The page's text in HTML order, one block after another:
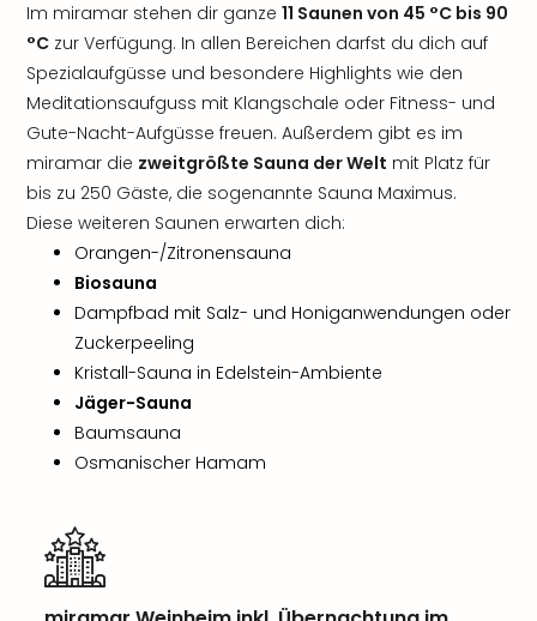
Im miramar stehen dir ganze 11 Saunen von 45 °C bis 90
°C zur Verfügung. In allen Bereichen darfst du dich auf
Spezialaufgüsse und besondere Highlights wie den
Meditationsaufguss mit Klangschale oder Fitness- und
Gute-Nacht-Aufgüsse freuen. Außerdem gibt es im
miramar die zweitgrößte Sauna der Welt mit Platz für
bis zu 250 Gäste, die sogenannte Sauna Maximus.
Diese weiteren Saunen erwarten dich:
Orangen-/Zitronensauna
Biosauna
Dampfbad mit Salz- und Honiganwendungen oder
Zuckerpeeling
Kristall-Sauna in Edelstein-Ambiente
Jäger-Sauna
Baumsauna
Osmanischer Hamam